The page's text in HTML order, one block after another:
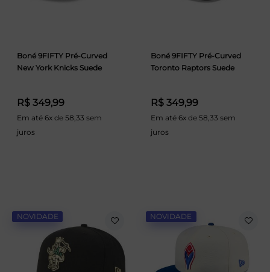
Boné 9FIFTY Pré-Curved
New York Knicks Suede
R$ 349,99
Em até 6x de 58,33 sem
juros
Boné 9FIFTY Pré-Curved
Toronto Raptors Suede
R$ 349,99
Em até 6x de 58,33 sem
juros
NOVIDADE NOVIDADE